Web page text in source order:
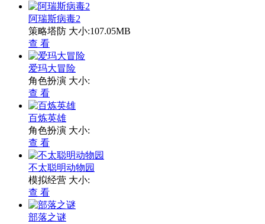
阿瑞斯病毒2
策略塔防 大小:107.05MB
查 看
爱玛大冒险
角色扮演 大小:
查 看
百炼英雄
角色扮演 大小:
查 看
不太聪明动物园
模拟经营 大小:
查 看
部落之谜